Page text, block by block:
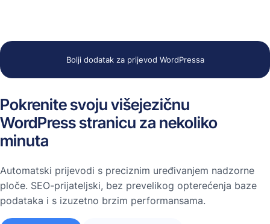
Bolji dodatak za prijevod WordPressa
Pokrenite svoju višejezičnu
WordPress stranicu za nekoliko
minuta
Automatski prijevodi s preciznim uređivanjem nadzorne
ploče. SEO-prijateljski, bez prevelikog opterećenja baze
podataka i s izuzetno brzim performansama.